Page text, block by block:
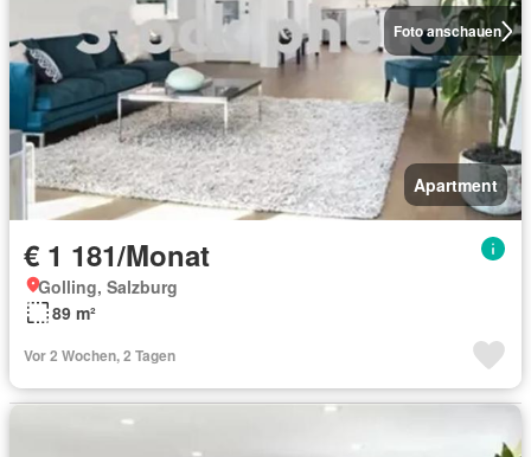
Foto anschauen
Apartment
€ 1 181/Monat
Golling, Salzburg
89 m²
Vor 2 Wochen, 2 Tagen